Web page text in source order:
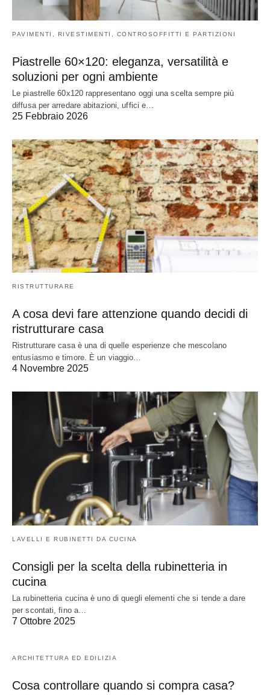
PAVIMENTI, RIVESTIMENTI, CONTROSOFFITTI E PARTIZIONI
Piastrelle 60×120: eleganza, versatilità e
soluzioni per ogni ambiente
Le piastrelle 60x120 rappresentano oggi una scelta sempre più
diffusa per arredare abitazioni, uffici e…
25 Febbraio 2026
RISTRUTTURARE
A cosa devi fare attenzione quando decidi di
ristrutturare casa
Ristrutturare casa è una di quelle esperienze che mescolano
entusiasmo e timore. È un viaggio…
4 Novembre 2025
LAVELLI E RUBINETTI DA CUCINA
Consigli per la scelta della rubinetteria in
cucina
La rubinetteria cucina è uno di quegli elementi che si tende a dare
per scontati, fino a…
7 Ottobre 2025
ARCHITETTURA ED EDILIZIA
Cosa controllare quando si compra casa?